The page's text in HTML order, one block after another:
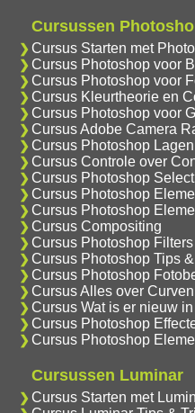
Cursussen
Cursus Starten met
Cursus Photoshop voor
Cursus Photoshop voor
Cursus Kleurtheorie en
Cursus Photoshop voor
Cursus Adobe Camera
Cursus Photoshop Lagen
Cursus Controle over
Cursus Photoshop
Cursus Photoshop
Cursus Photoshop
Cursus Compositing
Cursus Photoshop Filters
Cursus Photoshop Tips
Cursus Photoshop
Cursus Alles over Curven
Cursus Wat is er nieuw
Cursus Photoshop
Cursus Photoshop
Cursussen Luminar
Cursus Starten met